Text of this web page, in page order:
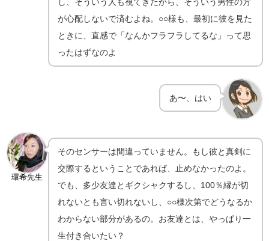
し、そういう人も視てきたから、そういう男性の方
が心配しないで済むよね。○○様も、最初に彼を見た
ときに、直感で「なんかフラフラしてるな」って思
ったはずなのよ
あ〜、はい
環希先生
そのセンサーは間違っていません。もし彼と真剣に
交際するということであれば、止めなかったのよ。
でも、多少友達とギクシャクするし、100％縁が切
れないとも言い切れないし、○○様次第でどうなるか
わからない部分があるの。お友達とは、やっぱり一
生付き合いたい？